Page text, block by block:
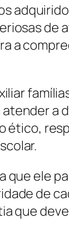
de
a
a
que ele
de
que